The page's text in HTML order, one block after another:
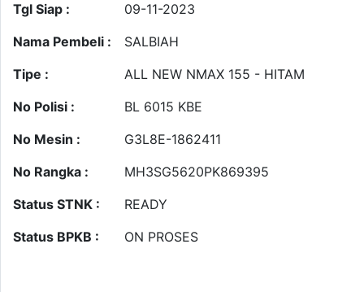
Tgl Siap :
09-11-2023
Nama Pembeli :
SALBIAH
Tipe :
ALL NEW NMAX 155 - HITAM
No Polisi :
BL 6015 KBE
No Mesin :
G3L8E-1862411
No Rangka :
MH3SG5620PK869395
Status STNK :
READY
Status BPKB :
ON PROSES